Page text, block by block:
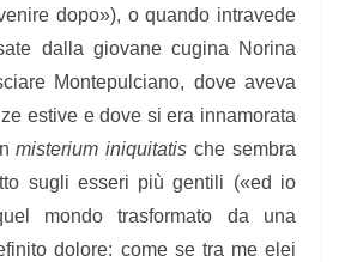
dopo»), o quando intravede
dalla giovane cugina Norina
Montepulciano, dove aveva
estive e dove si era innamorata
misterium iniquitatis che sembra
sugli esseri più gentili («ed io
mondo trasformato da una
dolore: come se tra me elei